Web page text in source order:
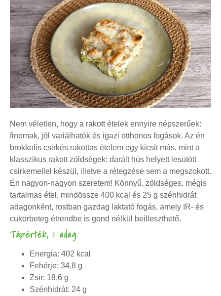
Nem véletlen, hogy a rakott ételek ennyire népszerűek:
finomak, jól variálhatók és igazi otthonos fogások. Az én
brokkolis csirkés rakottas ételem egy kicsit más, mint a
klasszikus rakott zöldségek: darált hús helyett lesütött
csirkemellel készül, illetve a rétegzése sem a megszokott.
Én nagyon-nagyon szeretem! Könnyű, zöldséges, mégis
tartalmas étel, mindössze 400 kcal és 25 g szénhidrát
adagonként, rostban gazdag laktató fogás, amely IR- és
cukorbeteg étrendbe is gond nélkül beilleszthető.
Tápérték, 1 adag:
Energia: 402 kcal
Fehérje: 34,8 g
Zsír: 18,6 g
Szénhidrát: 24 g